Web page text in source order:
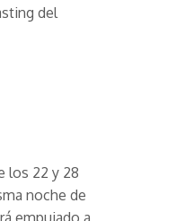
del
los 22 y 28
noche de
empujado a